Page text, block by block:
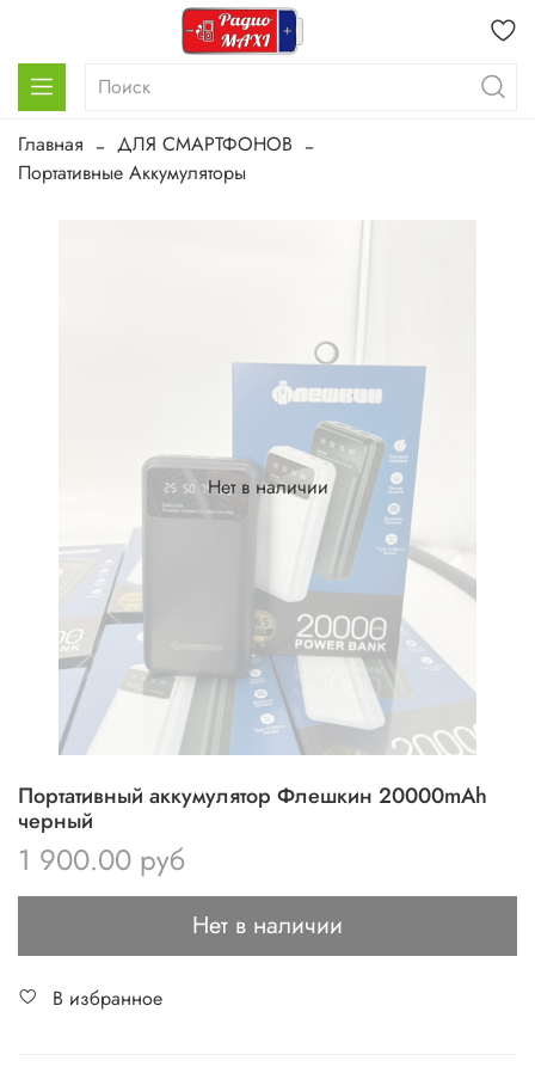
Главная
ДЛЯ СМАРТФОНОВ
Портативные Аккумуляторы
Нет в наличии
Портативный аккумулятор Флешкин 20000mAh
черный
1 900.00 руб
Нет в наличии
В избранное